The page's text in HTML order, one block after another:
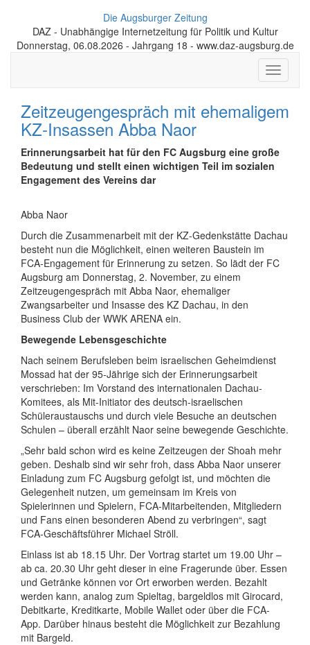
Die Augsburger Zeitung
DAZ - Unabhängige Internetzeitung für Politik und Kultur
Donnerstag, 06.08.2026 - Jahrgang 18 - www.daz-augsburg.de
Toggle
Zeitzeugengespräch mit ehemaligem
KZ-Insassen Abba Naor
Erinnerungsarbeit hat für den FC Augsburg eine große
Bedeutung und stellt einen wichtigen Teil im sozialen
Engagement des Vereins dar
Abba Naor
Durch die Zusammenarbeit mit der KZ-Gedenkstätte Dachau
besteht nun die Möglichkeit, einen weiteren Baustein im
FCA-Engagement für Erinnerung zu setzen. So lädt der FC
Augsburg am Donnerstag, 2. November, zu einem
Zeitzeugengespräch mit Abba Naor, ehemaliger
Zwangsarbeiter und Insasse des KZ Dachau, in den
Business Club der WWK ARENA ein.
Bewegende Lebensgeschichte
Nach seinem Berufsleben beim israelischen Geheimdienst
Mossad hat der 95-Jährige sich der Erinnerungsarbeit
verschrieben: Im Vorstand des internationalen Dachau-
Komitees, als Mit-Initiator des deutsch-israelischen
Schüleraustauschs und durch viele Besuche an deutschen
Schulen – überall erzählt Naor seine bewegende Geschichte.
„Sehr bald schon wird es keine Zeitzeugen der Shoah mehr
geben. Deshalb sind wir sehr froh, dass Abba Naor unserer
Einladung zum FC Augsburg gefolgt ist, und möchten die
Gelegenheit nutzen, um gemeinsam im Kreis von
Spielerinnen und Spielern, FCA-Mitarbeitenden, Mitgliedern
und Fans einen besonderen Abend zu verbringen“, sagt
FCA-Geschäftsführer Michael Ströll.
Einlass ist ab 18.15 Uhr. Der Vortrag startet um 19.00 Uhr –
ab ca. 20.30 Uhr geht dieser in eine Fragerunde über. Essen
und Getränke können vor Ort erworben werden. Bezahlt
werden kann, analog zum Spieltag, bargeldlos mit Girocard,
Debitkarte, Kreditkarte, Mobile Wallet oder über die FCA-
App. Darüber hinaus besteht die Möglichkeit zur Bezahlung
mit Bargeld.